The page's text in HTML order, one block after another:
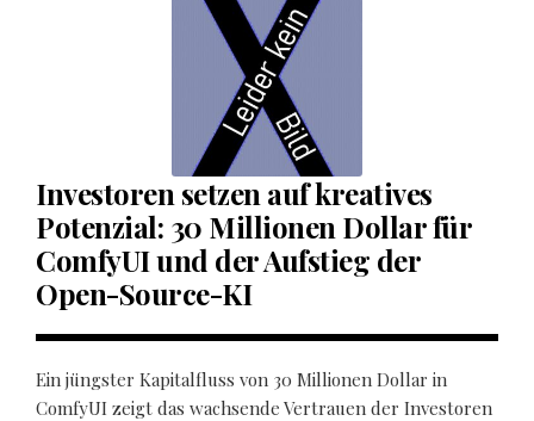
Investoren setzen auf kreatives
Potenzial: 30 Millionen Dollar für
ComfyUI und der Aufstieg der
Open-Source-KI
Ein jüngster Kapitalfluss von 30 Millionen Dollar in
ComfyUI zeigt das wachsende Vertrauen der Investoren